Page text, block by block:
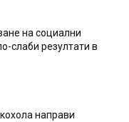
на социални
слаби резултати в
направи